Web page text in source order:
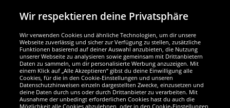
Wir sind ausgezeichnet
Wir respektieren deine Privatsphäre
Wir verwenden Cookies und ähnliche Technologien, um dir unsere
Webseite zuverlässig und sicher zur Verfügung zu stellen, zusätzliche
Funktionen basierend auf deiner Auswahl anzubieten, die Nutzung
unserer Webseite zu analysieren sowie gemeinsam mit Drittanbietern
Daten zu sammeln, um dir personalisierte Werbung anzuzeigen. Mit
einem Klick auf „Alle Akzeptieren“ gibst du deine Einwilligung alle
Cookies, für die in den Cookie-Einstellungen und unseren
Datenschutzhinweisen einzeln dargestellten Zwecke, einzusetzen und
deine Daten durch uns oder durch Drittanbieter zu verarbeiten. Mit
Ausnahme der unbedingt erforderlichen Cookies hast du auch die
Möglichkeit alle Cookies abzulehnen, oder in den Cookie-Einstellungen